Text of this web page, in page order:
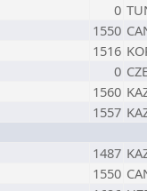
0
1550
1516
0
1560
1557
1487
1550